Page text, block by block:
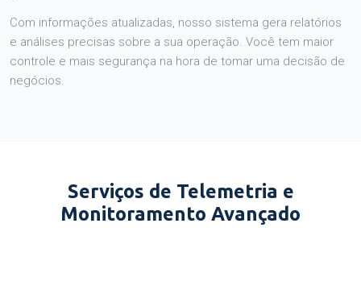
Com informações atualizadas, nosso sistema gera relatórios
e análises precisas sobre a sua operação. Você tem maior
controle e mais segurança na hora de tomar uma decisão de
negócios.
Serviços de Telemetria e
Monitoramento Avançado